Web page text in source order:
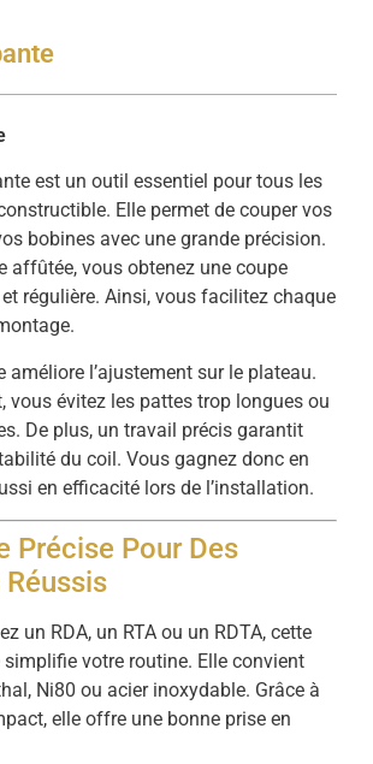
est un outil essentiel pour tous les
Elle permet de couper vos
bobines avec une grande précision.
affûtée, vous obtenez une coupe
régulière. Ainsi, vous facilitez chaque
améliore l’ajustement sur le plateau.
vous évitez les pattes trop longues ou
De plus, un travail précis garantit
du coil. Vous gagnez donc en
en efficacité lors de l’installation.
Précise Pour Des
un RDA, un RTA ou un RDTA, cette
votre routine. Elle convient
Ni80 ou acier inoxydable. Grâce à
elle offre une bonne prise en